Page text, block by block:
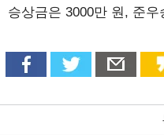
승상금은 3000만 원, 준